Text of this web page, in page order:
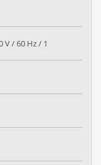
V / 60 Hz / 1